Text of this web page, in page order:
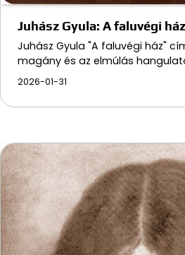
Juhász Gyula: A faluvégi
Juhász Gyula "A faluvégi ház"
magány és az elmúlás
2026-01-31